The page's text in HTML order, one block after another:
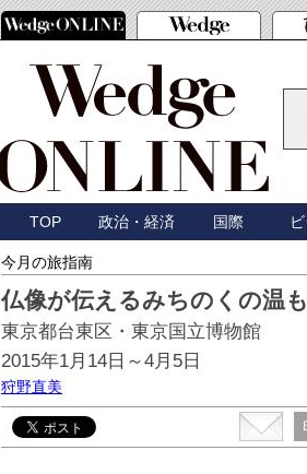
TOP 政治・経済 国際
今月の旅指南
仏像が伝えるみちのくの温
東京都台東区・東京国立博物館
2015年1月14日～4月5日
狩野直美